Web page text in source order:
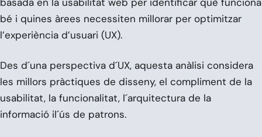
bé i quines àrees necessiten millorar per optimitzar
l’experiència d’usuari (UX).
Des d´una perspectiva d´UX, aquesta anàlisi considera
les millors pràctiques de disseny, el compliment de la
usabilitat, la funcionalitat, l´arquitectura de la
informació il´ús de patrons.